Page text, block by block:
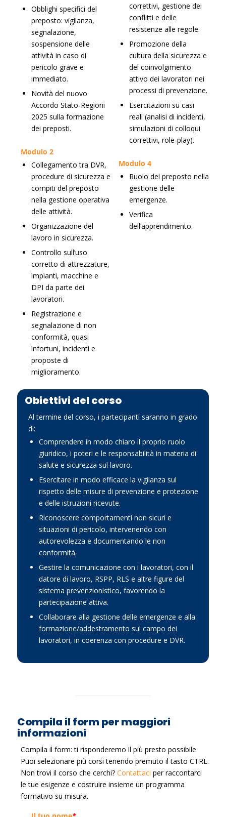
Obblighi specifici del
preposto: vigilanza,
segnalazione,
sospensione delle
attività in caso di
pericolo grave e
immediato.
Novità del nuovo
Accordo Stato‑Regioni
2025 sulla formazione
dei preposti.
Modulo 2
Collegamento tra DVR,
procedure di sicurezza e
compiti del preposto
nella gestione operativa
delle attività.
Organizzazione del
lavoro in sicurezza.
Controllo sull’uso
corretto di attrezzature,
impianti, macchine e
DPI da parte dei
lavoratori.
Registrazione e
segnalazione di non
conformità, quasi
infortuni, incidenti e
proposte di
miglioramento.
correttivi, gestione dei
conflitti e delle
resistenze alle regole.
Promozione della
cultura della sicurezza e
del coinvolgimento
attivo dei lavoratori nei
processi di prevenzione.
Esercitazioni su casi
reali (analisi di incidenti,
simulazioni di colloqui
correttivi, role‑play).
Modulo 4
Ruolo del preposto nella
gestione delle
emergenze.
Verifica
dell’apprendimento.
Obiettivi del corso
Al termine del corso, i partecipanti saranno in grado
di:
Comprendere in modo chiaro il proprio ruolo
giuridico, i poteri e le responsabilità in materia di
salute e sicurezza sul lavoro.
Esercitare in modo efficace la vigilanza sul
rispetto delle misure di prevenzione e protezione
e delle istruzioni ricevute.
Riconoscere comportamenti non sicuri e
situazioni di pericolo, intervenendo con
autorevolezza e documentando le non
conformità.
Gestire la comunicazione con i lavoratori, con il
datore di lavoro, RSPP, RLS e altre figure del
sistema prevenzionistico, favorendo la
partecipazione attiva.
Collaborare alla gestione delle emergenze e alla
formazione/addestramento sul campo dei
lavoratori, in coerenza con procedure e DVR.
Compila il form per maggiori
informazioni
Compila il form: ti risponderemo il più presto possibile.
Puoi selezionare più corsi tenendo premuto il tasto CTRL.
Non trovi il corso che cerchi?Contattaci per raccontarci
le tue esigenze e costruire insieme un programma
formativo su misura.